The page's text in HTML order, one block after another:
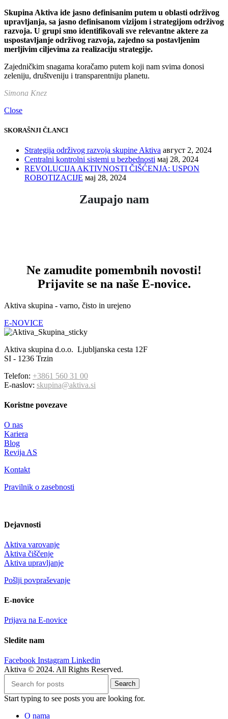
Skupina Aktiva ide jasno definisanim putem u oblasti održivog
upravljanja, sa jasno definisanom vizijom i strategijom održivog
razvoja. U grupi smo identifikovali sve relevantne aktere za
uspostavljanje održivog razvoja, zajedno sa postavljenim
merljivim ciljevima za realizaciju strategije.
Zajedničkim snagama koračamo putem koji nam svima donosi
zeleniju, društveniju i transparentniju planetu.
Simona Knez
Close
SKORAŠNJI ČLANCI
Strategija održivog razvoja skupine Aktiva август 2, 2024
Centralni kontrolni sistemi u bezbednosti мај 28, 2024
REVOLUCIJA AKTIVNOSTI ČIŠĆENJA: USPON
ROBOTIZACIJE мај 28, 2024
Zaupajo nam
Ne zamudite pomembnih novosti!
Prijavite se na naše E-novice.
Aktiva skupina - varno, čisto in urejeno
E-NOVICE
Aktiva skupina d.o.o. Ljubljanska cesta 12F
SI - 1236 Trzin
Telefon: +3861 560 31 00
E-naslov: skupina@aktiva.si
Koristne povezave
O nas
Kariera
Blog
Revija AS
Kontakt
Pravilnik o zasebnosti
Dejavnosti
Aktiva varovanje
Aktiva čiščenje
Aktiva upravljanje
Pošlji povpraševanje
E-novice
Prijava na E-novice
Sledite nam
Facebook Instagram Linkedin
Aktiva © 2024. All Rights Reserved.
Search
Start typing to see posts you are looking for.
O nama